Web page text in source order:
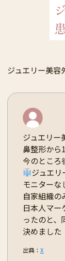
ジュエリー美容
ジュエリー
鼻整形から
今のところ
ジュエ
モニターな
自家組織の
日本人マ
ったのと、
決めました
出典： X